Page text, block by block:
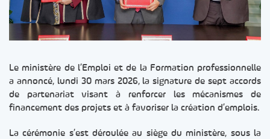
Le ministère de l’Emploi et de la Formation professionnelle
a annoncé, lundi 30 mars 2026, la signature de sept accords
de partenariat visant à renforcer les mécanismes de
financement des projets et à favoriser la création d’emplois.
La cérémonie s’est déroulée au siège du ministère, sous la